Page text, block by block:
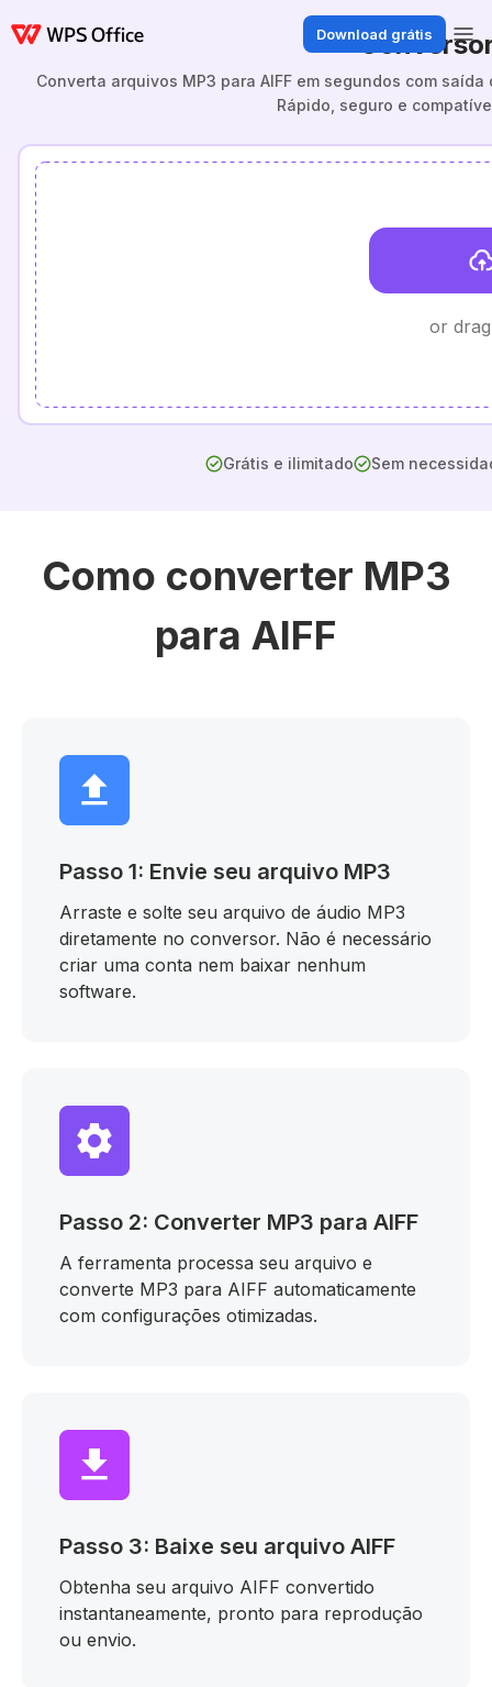
Download grátis
Converta arquivos MP3 para AIFF em segundos com
Rápido, seguro e
or
Grátis e ilimitado Sem
Como converter MP3
para AIFF
Passo 1: Envie seu arquivo MP3
Arraste e solte seu arquivo de áudio MP3
diretamente no conversor. Não é necessário
criar uma conta nem baixar nenhum
software.
Passo 2: Converter MP3 para AIFF
A ferramenta processa seu arquivo e
converte MP3 para AIFF automaticamente
com configurações otimizadas.
Passo 3: Baixe seu arquivo AIFF
Obtenha seu arquivo AIFF convertido
instantaneamente, pronto para reprodução
ou envio.